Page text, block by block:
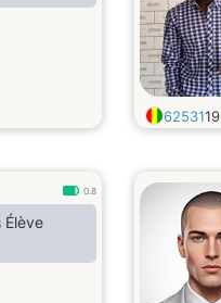
6253119
0.8
Élève